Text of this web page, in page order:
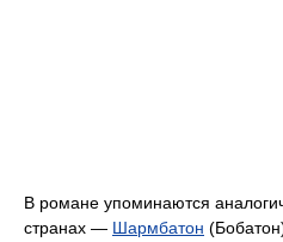
В романе упоминаются
странах — Шармбатон